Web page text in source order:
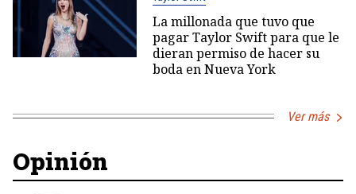
La millonada que tuvo que
pagar Taylor Swift para que le
dieran permiso de hacer su
boda en Nueva York
Ver más
Opinión